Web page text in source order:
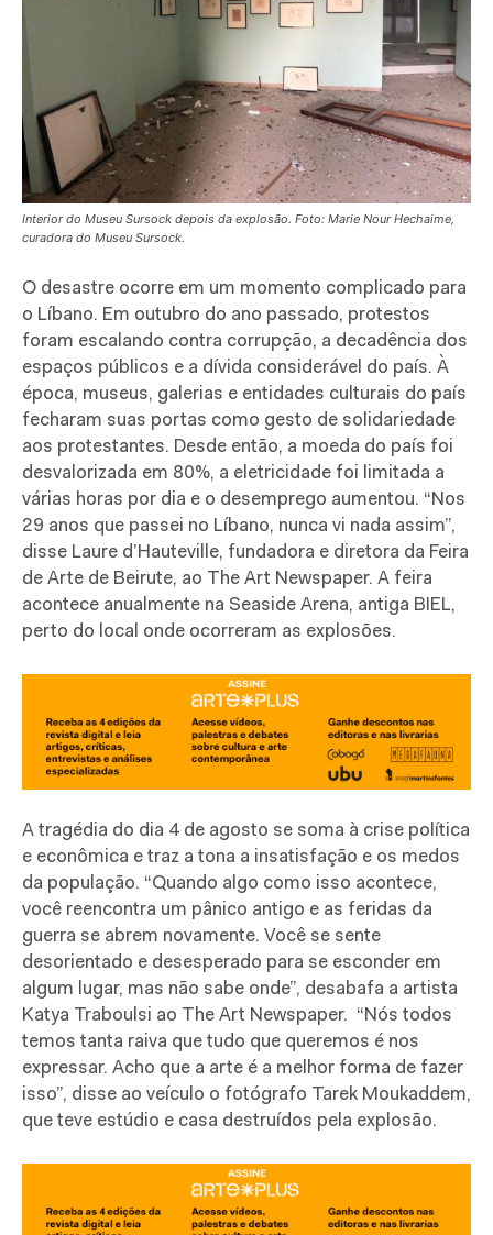
Interior do Museu Sursock depois da explosão. Foto: Marie Nour Hechaime,
curadora do Museu Sursock.
O desastre ocorre em um momento complicado para
o Líbano. Em outubro do ano passado, protestos
foram escalando contra corrupção, a decadência dos
espaços públicos e a dívida considerável do país. À
época, museus, galerias e entidades culturais do país
fecharam suas portas como gesto de solidariedade
aos protestantes. Desde então, a moeda do país foi
desvalorizada em 80%, a eletricidade foi limitada a
várias horas por dia e o desemprego aumentou. “Nos
29 anos que passei no Líbano, nunca vi nada assim”,
disse Laure d’Hauteville, fundadora e diretora da Feira
de Arte de Beirute, ao The Art Newspaper. A feira
acontece anualmente na Seaside Arena, antiga BIEL,
perto do local onde ocorreram as explosões.
A tragédia do dia 4 de agosto se soma à crise política
e econômica e traz a tona a insatisfação e os medos
da população. “Quando algo como isso acontece,
você reencontra um pânico antigo e as feridas da
guerra se abrem novamente. Você se sente
desorientado e desesperado para se esconder em
algum lugar, mas não sabe onde”, desabafa a artista
Katya Traboulsi ao The Art Newspaper. “Nós todos
temos tanta raiva que tudo que queremos é nos
expressar. Acho que a arte é a melhor forma de fazer
isso”, disse ao veículo o fotógrafo Tarek Moukaddem,
que teve estúdio e casa destruídos pela explosão.